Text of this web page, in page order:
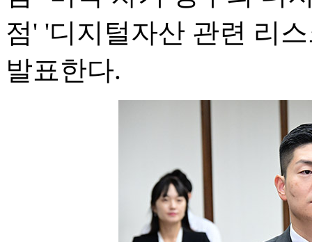
점' '디지털자산 관련 리
발표한다.